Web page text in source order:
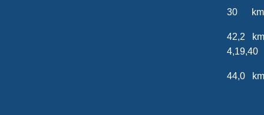
30 km
42,2
4,19,40
44,0